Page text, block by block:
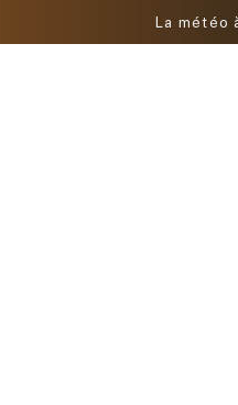
La météo